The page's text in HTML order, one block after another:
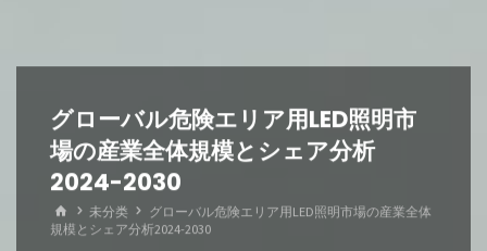
グローバル危険エリア用LED照明市
場の産業全体規模とシェア分析
2024-2030
ホ
ー
未分类
グローバル危険エリア用LED照明市場の産業全体
規模とシェア分析2024-2030